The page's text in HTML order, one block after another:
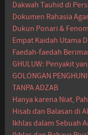
Dakwah Tauhid di
Dokumen Rahasia
Dukun Ponari &
Empat Kaidah Utama
Faedah-faedah
GHULUW: Penyakit
GOLONGAN
TANPA ADZAB
Hanya karena Niat,
Hisab dan Balasan di
Ikhlas dalam Sebuah